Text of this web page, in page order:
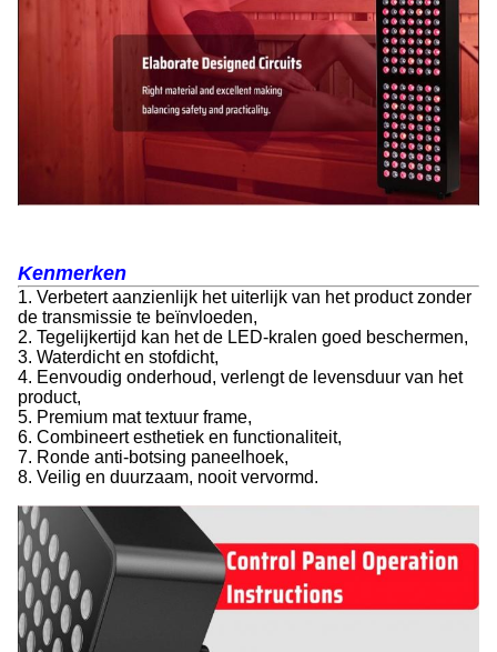
Kenmerken
1. Verbetert aanzienlijk het uiterlijk van het product zonder
de transmissie te beïnvloeden,
2. Tegelijkertijd kan het de LED-kralen goed beschermen,
3. Waterdicht en stofdicht,
4. Eenvoudig onderhoud, verlengt de levensduur van het
product,
5. Premium mat textuur frame,
6. Combineert esthetiek en functionaliteit,
7. Ronde anti-botsing paneelhoek,
8. Veilig en duurzaam, nooit vervormd.